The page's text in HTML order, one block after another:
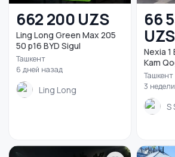
662 200 UZS
Ling Long Green Max 205
50 р16 BYD Sigul
Ташкент
6 дней назад
Ling Long
66
UZS
Nexia 1
Kam
Ташкент
3
S